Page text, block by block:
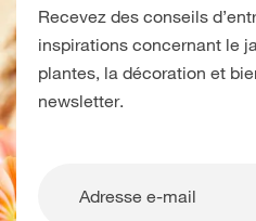
Recevez des conseils
inspirations concernant le
plantes, la décoration et
newsletter.